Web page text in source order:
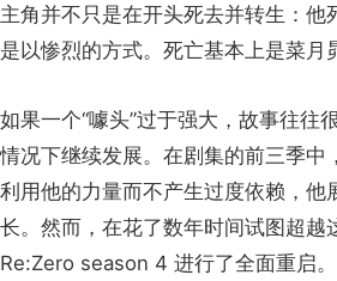
主角并不只是在开头死去并转生：他
是以惨烈的方式。死亡基本上是菜月
如果一个“噱头”过于强大，故事往往
情况下继续发展。在剧集的前三季中
利用他的力量而不产生过度依赖，他
长。然而，在花了数年时间试图超越
Re:Zero season 4 进行了全面重启